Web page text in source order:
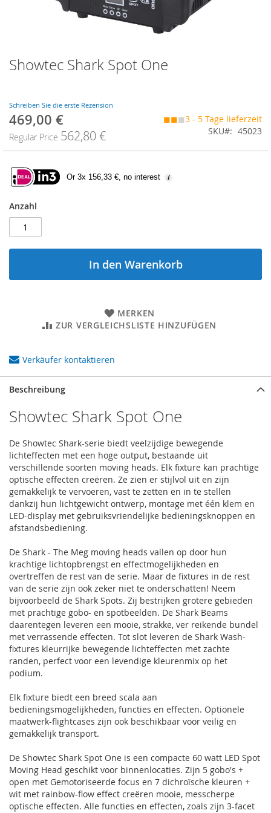
Showtec Shark Spot One
Schreiben Sie die erste Rezension
Special
469,00 €
Regular Price 562,80 €
◼◼◼3 - 5 Tage lieferzeit
SKU
45023
Or 3x 156,33 €, no interest
Anzahl
In den Warenkorb
MERKEN
ZUR VERGLEICHSLISTE HINZUFÜGEN
Verkäufer kontaktieren
Anfang
der
Beschreibung
Showtec Shark Spot One
De Showtec Shark-serie biedt veelzijdige bewegende
lichteffecten met een hoge output, bestaande uit
verschillende soorten moving heads. Elk fixture kan prachtige
optische effecten creëren. Ze zien er stijlvol uit en zijn
gemakkelijk te vervoeren, vast te zetten en in te stellen
dankzij hun lichtgewicht ontwerp, montage met één klem en
LED-display met gebruiksvriendelijke bedieningsknoppen en
afstandsbediening.
De Shark - The Meg moving heads vallen op door hun
krachtige lichtopbrengst en effectmogelijkheden en
overtreffen de rest van de serie. Maar de fixtures in de rest
van de serie zijn ook zeker niet te onderschatten! Neem
bijvoorbeeld de Shark Spots. Zij bestrijken grotere gebieden
met prachtige gobo- en spotbeelden. De Shark Beams
daarentegen leveren een mooie, strakke, ver reikende bundel
met verrassende effecten. Tot slot leveren de Shark Wash-
fixtures kleurrijke bewegende lichteffecten met zachte
randen, perfect voor een levendige kleurenmix op het
podium.
Elk fixture biedt een breed scala aan
bedieningsmogelijkheden, functies en effecten. Optionele
maatwerk-flightcases zijn ook beschikbaar voor veilig en
gemakkelijk transport.
De Showtec Shark Spot One is een compacte 60 watt LED Spot
Moving Head geschikt voor binnenlocaties. Zijn 5 gobo's +
open met Gemotoriseerde focus en 7 dichroïsche kleuren +
wit met rainbow-flow effect creëren mooie, messcherpe
optische effecten. Alle functies en effecten, zoals zijn 3-facet